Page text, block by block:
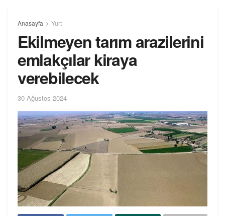
Anasayfa Yurt
Ekilmeyen tarım arazilerini
emlakçılar kiraya
verebilecek
30 Ağustos 2024